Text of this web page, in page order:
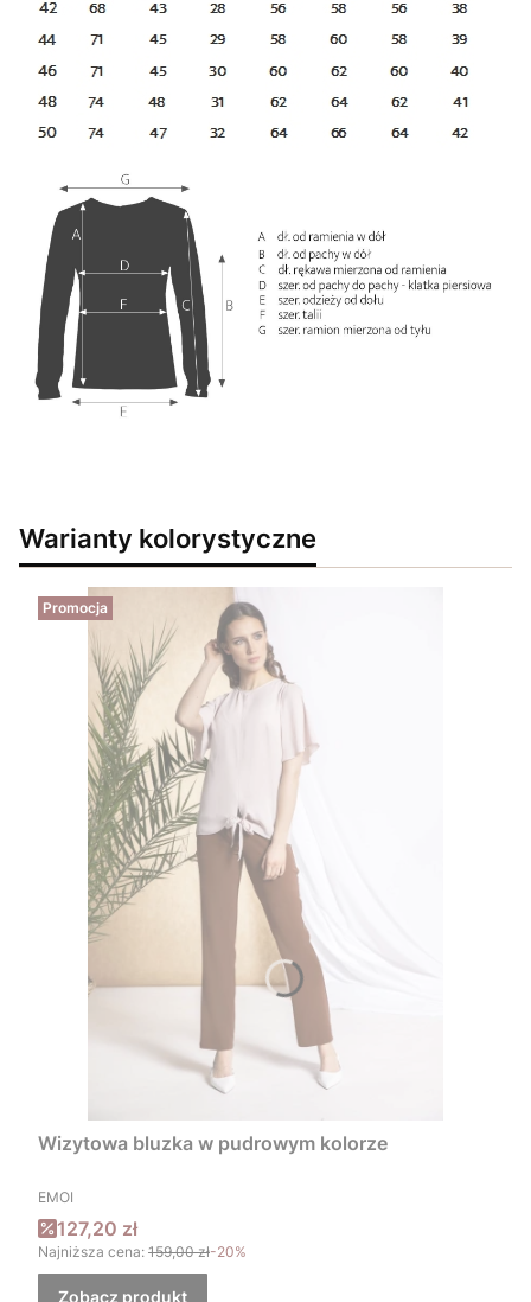
Warianty kolorystyczne
Promocja
Wizytowa bluzka w pudrowym kolorze
PRODUCENT
EMOI
Cena promocyjna
127,20 zł
Najniższa cena: 159,00 zł-20%
Zobacz produkt